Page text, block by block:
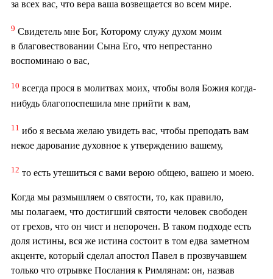
за всех вас, что вера ваша возвещается во всем мире.
9 Свидетель мне Бог, Которому служу духом моим
в благовествовании Сына Его, что непрестанно
воспоминаю о вас,
10 всегда прося в молитвах моих, чтобы воля Божия когда-
нибудь благопоспешила мне прийти к вам,
11 ибо я весьма желаю увидеть вас, чтобы преподать вам
некое дарование духовное к утверждению вашему,
12 то есть утешиться с вами верою общею, вашею и моею.
Когда мы размышляем о святости, то, как правило,
мы полагаем, что достигший святости человек свободен
от грехов, что он чист и непорочен. В таком подходе есть
доля истины, вся же истина состоит в том едва заметном
акценте, который сделал апостол Павел в прозвучавшем
только что отрывке Послания к Римлянам: он, назвав